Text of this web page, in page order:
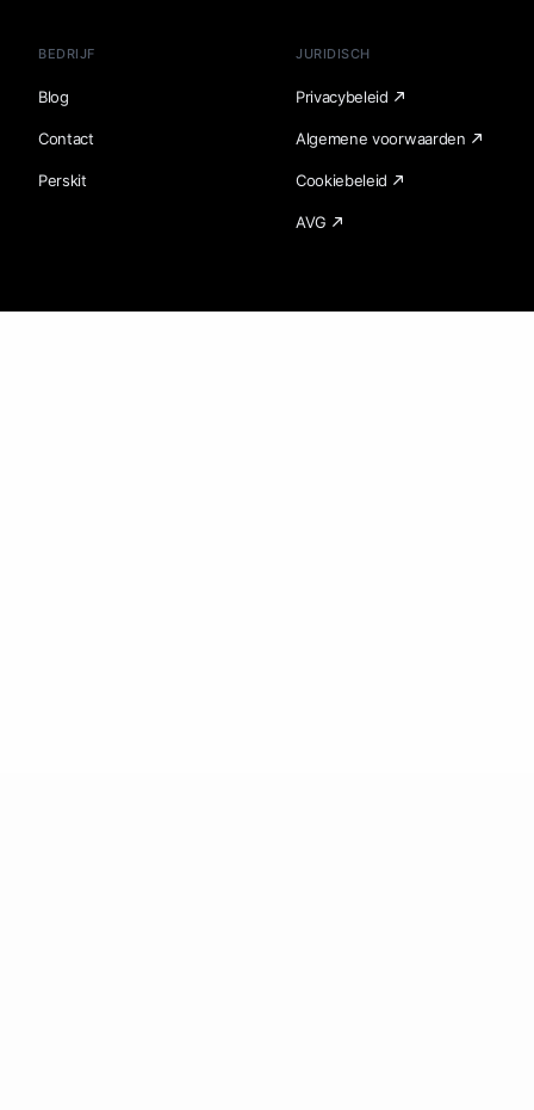
BEDRIJF
Blog
Contact
Perskit
JURIDISCH
Privacybeleid
Algemene voorwaarden
Cookiebeleid
AVG